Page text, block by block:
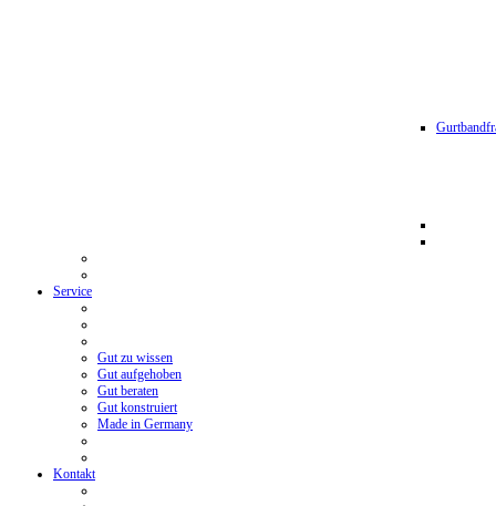
Service
Gut zu wissen
Gut aufgehoben
Gut beraten
Gut konstruiert
Made in Germany
Kontakt